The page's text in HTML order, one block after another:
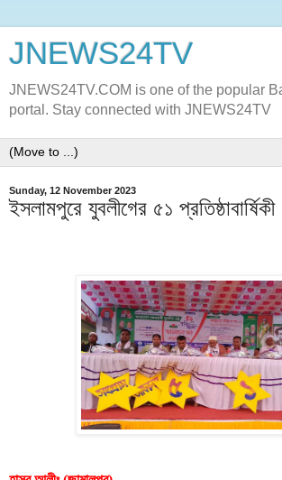
JNEWS24TV
JNEWS24TV.COM is one of the popular
portal. Stay connected with JNEWS24TV
Sunday, 12 November 2023
ইসলামপুরে যুবলীগের ৫১ প্রতিষ্ঠাবার্ষিকী